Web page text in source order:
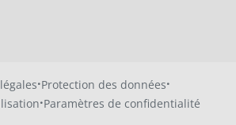
·Protection des données·
·Paramètres de confidentialité